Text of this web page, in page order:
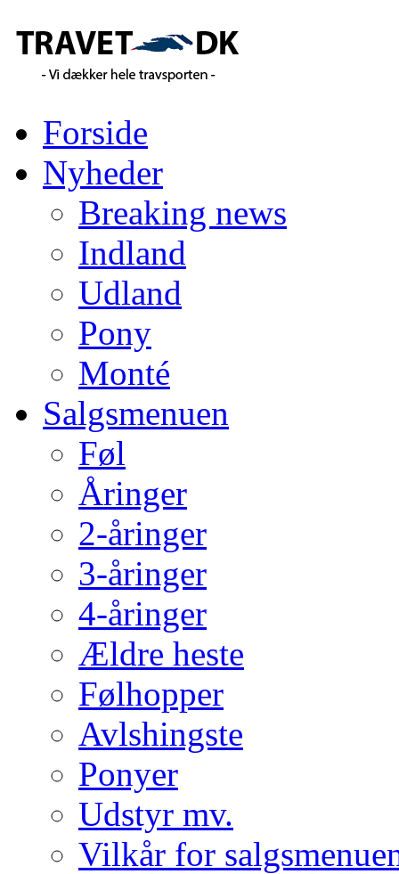
Forside
Nyheder
Breaking news
Indland
Udland
Pony
Monté
Salgsmenuen
Føl
Åringer
2-åringer
3-åringer
4-åringer
Ældre heste
Følhopper
Avlshingste
Ponyer
Udstyr mv.
Vilkår for